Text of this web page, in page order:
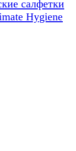
салфетки
Hygiene